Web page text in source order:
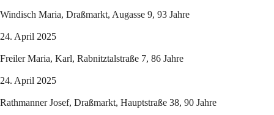
Windisch Maria, Draßmarkt, Augasse 9, 93 Jahre
24. April 2025
Freiler Maria, Karl, Rabnitztalstraße 7, 86 Jahre
24. April 2025
Rathmanner Josef, Draßmarkt, Hauptstraße 38, 90 Jahre